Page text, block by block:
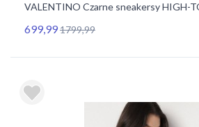
VALENTINO Czarne sneakersy HIGH-
699,991799,99